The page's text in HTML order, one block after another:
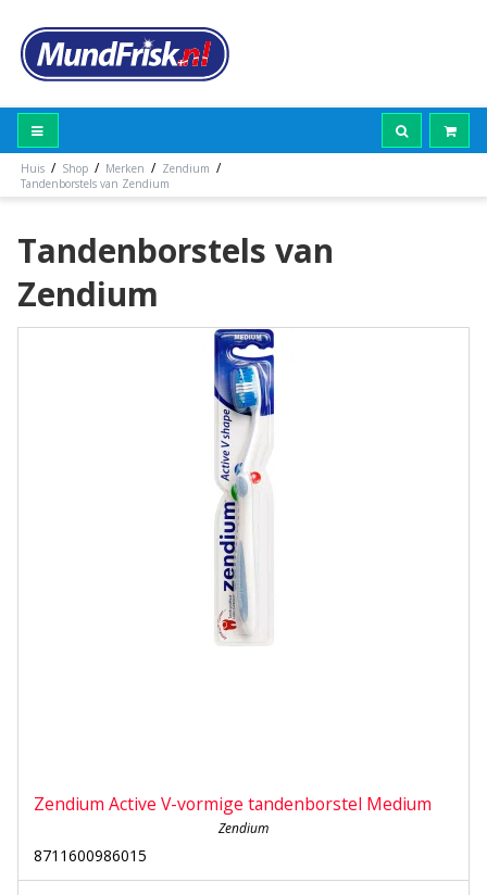
Huis / Shop / Merken / Zendium /
Tandenborstels van Zendium
Tandenborstels van
Zendium
Zendium Active V-vormige tandenborstel Medium
Zendium
8711600986015